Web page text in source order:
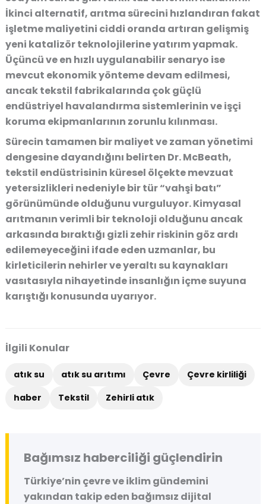
İkinci alternatif, arıtma sürecini hızlandıran fakat
işletme maliyetini ciddi oranda artıran gelişmiş
yeni katalizör teknolojilerine yatırım yapmak.
Üçüncü ve en hızlı uygulanabilir senaryo ise
mevcut ekonomik yönteme devam edilmesi,
ancak tekstil fabrikalarında çok güçlü
endüstriyel havalandırma sistemlerinin ve işçi
koruma ekipmanlarının zorunlu kılınması.
Sürecin tamamen bir maliyet ve zaman yönetimi
dengesine dayandığını belirten Dr. McBeath,
tekstil endüstrisinin küresel ölçekte mevzuat
yetersizlikleri nedeniyle bir tür “vahşi batı”
görünümünde olduğunu vurguluyor. Kimyasal
arıtmanın verimli bir teknoloji olduğunu ancak
arkasında bıraktığı gizli zehir riskinin göz ardı
edilemeyeceğini ifade eden uzmanlar, bu
kirleticilerin nehirler ve yeraltı su kaynakları
vasıtasıyla nihayetinde insanlığın içme suyuna
karıştığı konusunda uyarıyor.
İlgili Konular
atık su atık su arıtımı Çevre
Çevre kirliliği
haber
Tekstil Zehirli atık
Bağımsız haberciliği güçlendirin
Türkiye’nin çevre ve iklim gündemini
yakından takip eden bağımsız dijital